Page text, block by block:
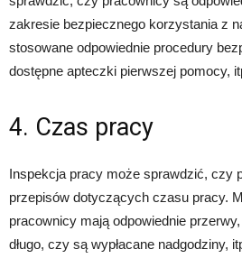
zakresie bezpiecznego korzystania z
stosowane odpowiednie procedury
dostępne apteczki pierwszej pomocy,
4. Czas pracy
Inspekcja pracy może sprawdzić, czy
przepisów dotyczących czasu pracy.
pracownicy mają odpowiednie
długo, czy są wypłacane nadgodziny,